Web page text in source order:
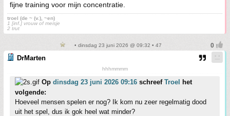
fijne training voor mijn concentratie.
troel (de ~ (v.), ~en)
1 [inf.] vrouw of meisje
2 trut
• dinsdag 23 juni 2026 @ 09:32 • 47
DrMarten
hhhmmmm
Op dinsdag 23 juni 2026 09:16 schreef Troel
het
volgende:
Hoeveel mensen spelen er nog? Ik kom nu zeer regelmatig dood
uit het spel, dus ik gok heel wat minder?